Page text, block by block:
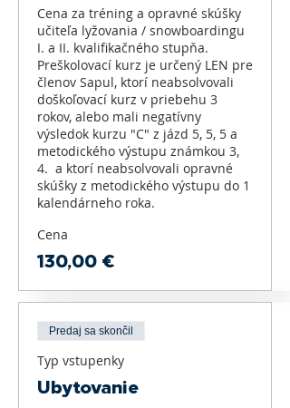
Cena za tréning a opravné skúšky
učiteľa lyžovania / snowboardingu
I. a II. kvalifikačného stupňa.
Preškolovací kurz je určený LEN pre
členov Sapul, ktorí neabsolvovali
doškoľovací kurz v priebehu 3
rokov, alebo mali negatívny
výsledok kurzu "C" z jázd 5, 5, 5 a
metodického výstupu známkou 3,
4.  a ktorí neabsolvovali opravné
skúšky z metodického výstupu do 1
kalendárneho roka.
Cena
130,00 €
Predaj sa skončil
Typ vstupenky
Ubytovanie